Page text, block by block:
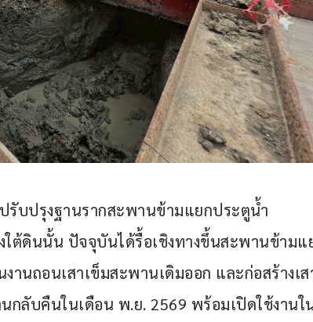
รับปรุงฐานรากสะพานข้ามแยกประตูน้ำ
ใต้ดินนั้น ปัจจุบันได้รื้อเชิงทางขึ้นสะพานข้ามแ
านถอนเสาเข็มสะพานเดิมออก และก่อสร้างเส
กลับคืนในเดือน พ.ย. 2569 พร้อมเปิดใช้งานใ